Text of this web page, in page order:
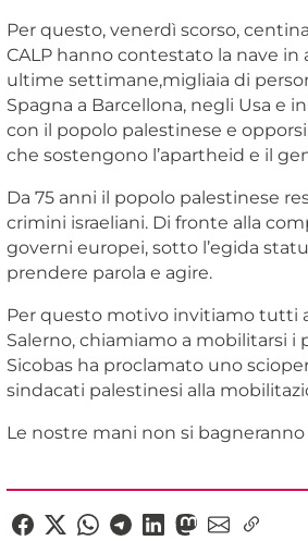
Per questo, venerdì scorso,
CALP hanno contestato la nave in
ultime settimane,migliaia di
Spagna a Barcellona, negli Usa e
con il popolo palestinese e
che sostengono l’apartheid e il
Da 75 anni il popolo palestinese
crimini israeliani. Di fronte alla
governi europei, sotto l’egida
prendere parola e agire.
Per questo motivo invitiamo tutti
Salerno, chiamiamo a mobilitarsi i
Sicobas ha proclamato uno
sindacati palestinesi alla
Le nostre mani non si